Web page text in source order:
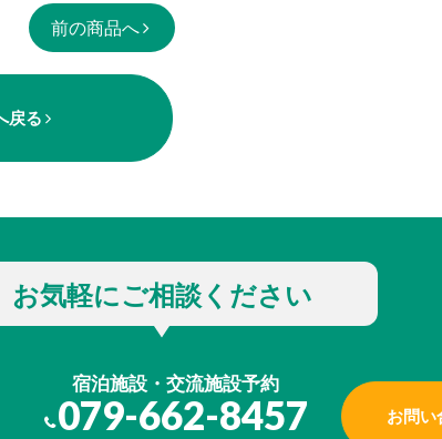
前の商品へ
戻る
お気軽にご相談ください
宿泊施設・交流施設予約
079-662-8457 お問